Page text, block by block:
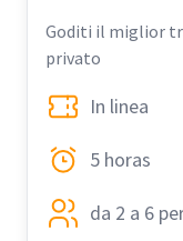
Goditi il ​​miglior
privato
In linea
5 horas
da 2 a 6